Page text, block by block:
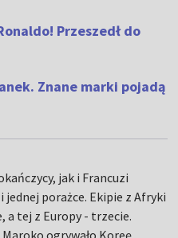
Przeszedł do
Znane marki pojadą
jak i Francuzi
porażce. Ekipie z Afryki
a tej z Europy - trzecie.